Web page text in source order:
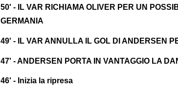
50' - IL VAR RICHIAMA OLIVER PER UN
GERMANIA
49' - IL VAR ANNULLA IL GOL DI ANDERSEN
47' - ANDERSEN PORTA IN VANTAGGIO LA
46' - Inizia la ripresa